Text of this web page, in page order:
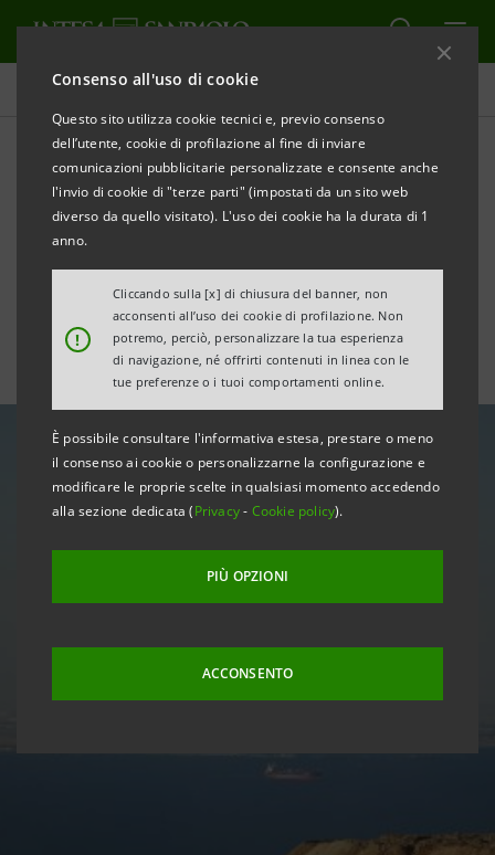
Consenso all'uso di cookie
Questo sito utilizza cookie tecnici e, previo consenso
dell’utente, cookie di profilazione al fine di inviare
comunicazioni pubblicitarie personalizzate e consente anche
l'invio di cookie di "terze parti" (impostati da un sito web
diverso da quello visitato). L'uso dei cookie ha la durata di 1
anno.
!
Cliccando sulla [x] di chiusura del banner, non
acconsenti all’uso dei cookie di profilazione. Non
potremo, perciò, personalizzare la tua esperienza
di navigazione, né offrirti contenuti in linea con le
tue preferenze o i tuoi comportamenti online.
È possibile consultare l'informativa estesa, prestare o meno
il consenso ai cookie o personalizzarne la configurazione e
modificare le proprie scelte in qualsiasi momento accedendo
alla sezione dedicata (Privacy- Cookie policy).
PIÙ OPZIONI
ACCONSENTO
Area Media
SRM: per Suez +10,5%
traffico container nel 2023.
Nuove tensioni geopolitiche